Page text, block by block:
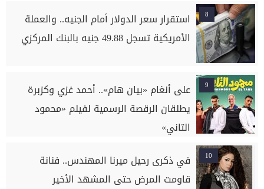
8
استقرار سعر الدولار أمام الجنيه.. والعملة
الأمريكية تسجل 49.88 جنيه بالبنك المركزي
9
على أنغام «بيان هام».. أحمد غزي وكزبرة
يطلقان الرقصة الرسمية لفيلم «محمود
التاني»
10
في ذكرى رحيل ميرنا المهندس.. فنانة
قاومت المرض حتى المشهد الأخير